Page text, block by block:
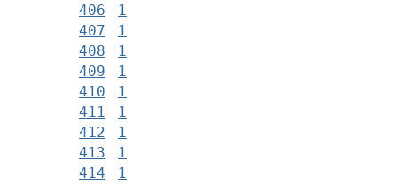
406
1
407
1
408
1
409
1
410
1
411
1
412
1
413
1
414
1